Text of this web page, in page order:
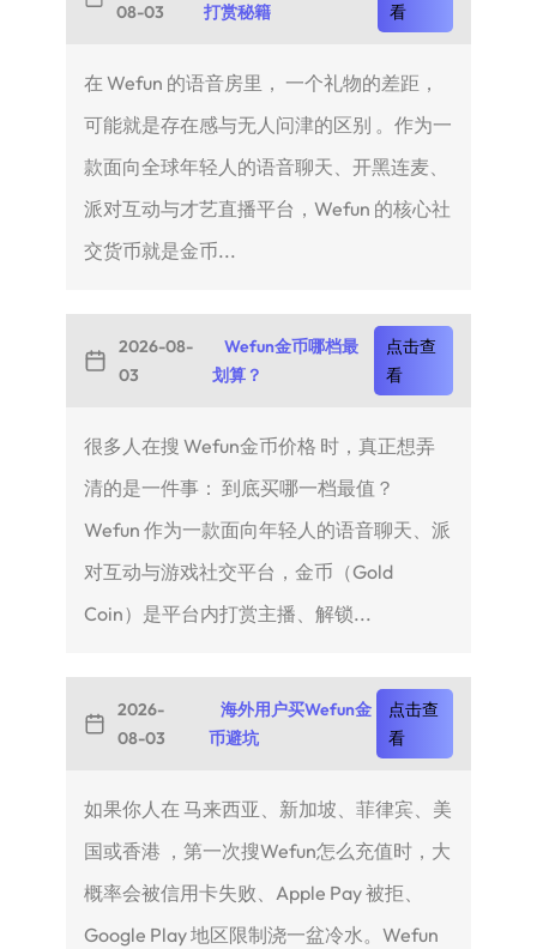
08-03
打赏秘籍
看
在 Wefun 的语音房里， 一个礼物的差距，
可能就是存在感与无人问津的区别 。作为一
款面向全球年轻人的语音聊天、开黑连麦、
派对互动与才艺直播平台，Wefun 的核心社
交货币就是金币...
2026-08-
03
Wefun金币哪档最
划算？
点击查
看
很多人在搜 Wefun金币价格 时，真正想弄
清的是一件事： 到底买哪一档最值？
Wefun 作为一款面向年轻人的语音聊天、派
对互动与游戏社交平台，金币（Gold
Coin）是平台内打赏主播、解锁...
2026-
08-03
海外用户买Wefun金
币避坑
点击查
看
如果你人在 马来西亚、新加坡、菲律宾、美
国或香港 ，第一次搜Wefun怎么充值时，大
概率会被信用卡失败、Apple Pay 被拒、
Google Play 地区限制浇一盆冷水。Wefun